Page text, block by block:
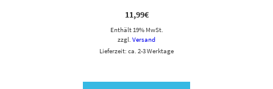
11,99€
Enthält 19% MwSt.
zzgl. Versand
Lieferzeit: ca. 2-3 Werktage